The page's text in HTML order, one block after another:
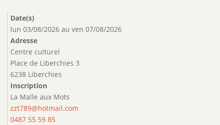
Date(s)
lun 03/08/2026 au ven 07/08/2026
Adresse
Centre culturel
Place de Liberchies 3
6238 Liberchies
Inscription
La Malle aux Mots
zzt789@hotmail.com
0487 55 59 85